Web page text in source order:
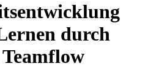
durch